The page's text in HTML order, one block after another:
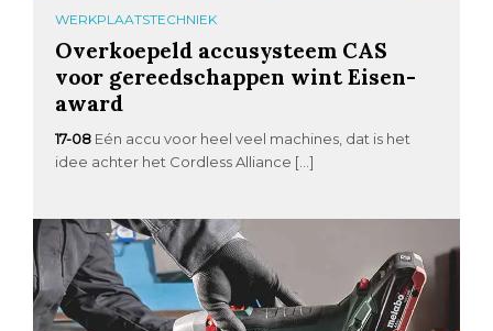
WERKPLAATSTECHNIEK
Overkoepeld accusysteem CAS
voor gereedschappen wint Eisen-
award
17-08 Eén accu voor heel veel machines, dat is het
idee achter het Cordless Alliance […]